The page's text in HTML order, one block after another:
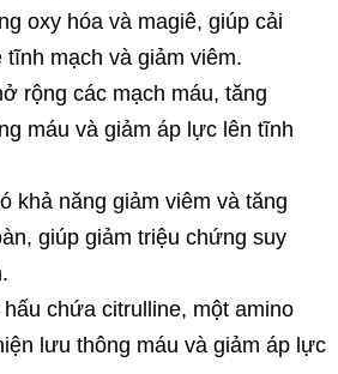
oxy hóa và magiê, giúp cải
mạch và giảm viêm.
rộng các mạch máu, tăng
máu và giảm áp lực lên tĩnh
khả năng giảm viêm và tăng
giúp giảm triệu chứng suy
chứa citrulline, một amino
lưu thông máu và giảm áp lực